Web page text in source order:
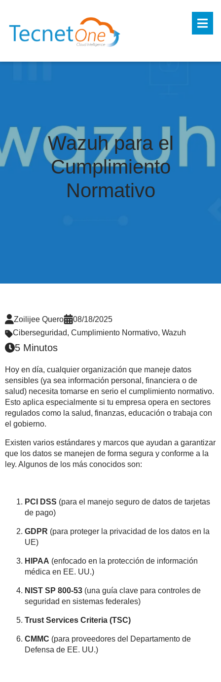
Wazuh para el
Cumplimiento
Normativo
Zoilijee Quero
08/18/2025
Ciberseguridad, Cumplimiento Normativo, Wazuh
5 Minutos
Hoy en día, cualquier organización que maneje datos
sensibles (ya sea información personal, financiera o de
salud) necesita tomarse en serio el cumplimiento normativo.
Esto aplica especialmente si tu empresa opera en sectores
regulados como la salud, finanzas, educación o trabaja con
el gobierno.
Existen varios estándares y marcos que ayudan a garantizar
que los datos se manejen de forma segura y conforme a la
ley. Algunos de los más conocidos son:
PCI DSS (para el manejo seguro de datos de tarjetas
de pago)
GDPR (para proteger la privacidad de los datos en la
UE)
HIPAA (enfocado en la protección de información
médica en EE. UU.)
NIST SP 800-53 (una guía clave para controles de
seguridad en sistemas federales)
Trust Services Criteria (TSC)
CMMC (para proveedores del Departamento de
Defensa de EE. UU.)